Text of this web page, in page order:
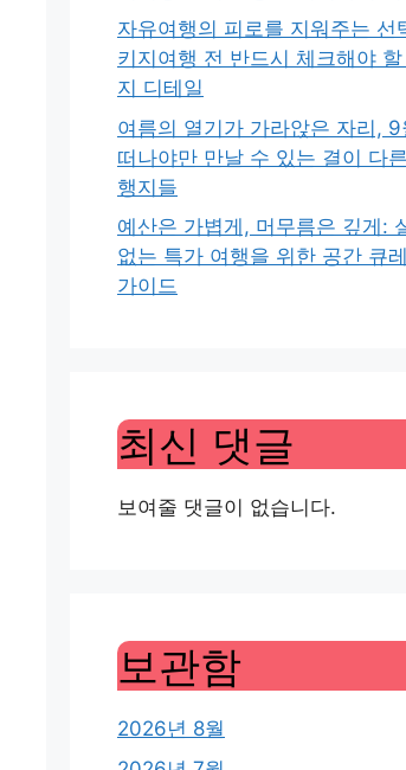
자유여행의 피로를 지워주는 선
키지여행 전 반드시 체크해야
지 디테일
여름의 열기가 가라앉은 자리, 9
떠나야만 만날 수 있는 결이 다
행지들
예산은 가볍게, 머무름은 깊게:
없는 특가 여행을 위한 공간 큐
가이드
최신 댓글
보여줄 댓글이 없습니다.
보관함
2026년 8월